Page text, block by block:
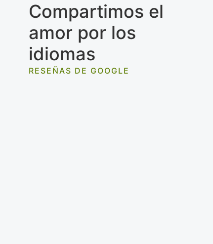
Compartimos el
amor por los
idiomas
RESEÑAS DE GOOGLE